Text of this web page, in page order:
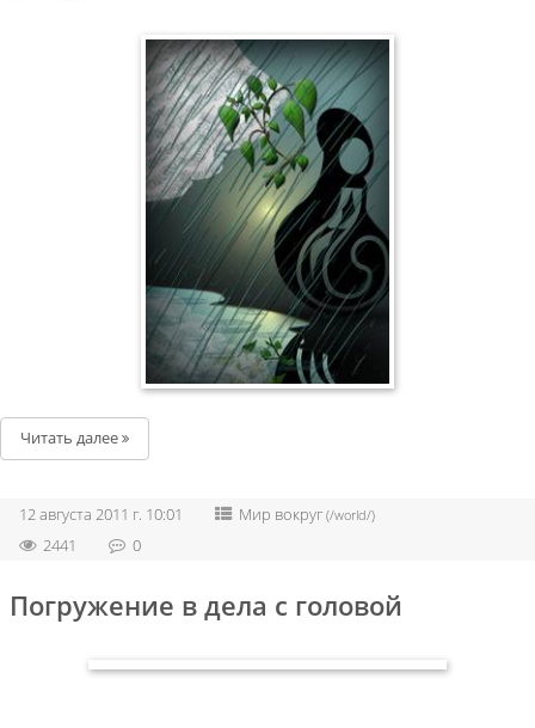
Читать далее
12 августа 2011 г. 10:01 Мир вокруг(/world/)
2441 0
Погружение в дела с головой